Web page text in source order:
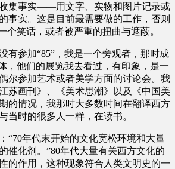
集事实——用文字、实物和图片记录或
事实。这是目前最需要做的工作，否则
个笑话，或者被严重的扭曲与遮蔽。
参加“85”，我是一个旁观者，那时成
，他们的展览我去看过，有印象，是一
尔参加艺术或者美学方面的讨论会。我
苏画刊》、《美术思潮》以及《中国美
的情况，我那时大多数时间在翻译西方
当时的很多人一样，在读书。
年代末开始的文化宽松环境和大量
催化剂。”80年代大量有关西方文化的
的作用，这种现象符合人类文明史的一